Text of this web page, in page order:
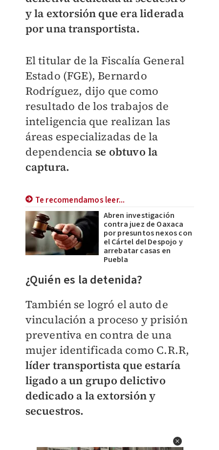
y la extorsión que era liderada
por una transportista.
El titular de la Fiscalía General
Estado (FGE), Bernardo
Rodríguez, dijo que como
resultado de los trabajos de
inteligencia que realizan las
áreas especializadas de la
dependencia se obtuvo la
captura.
Te recomendamos leer...
Abren investigación
contra juez de Oaxaca
por presuntos nexos con
el Cártel del Despojo y
arrebatar casas en
Puebla
​¿Quién es la detenida?
También se logró el auto de
vinculación a proceso y prisión
preventiva en contra de una
mujer identificada como C.R.R,
líder transportista que estaría
ligado a un grupo delictivo
dedicado a la extorsión y
secuestros.